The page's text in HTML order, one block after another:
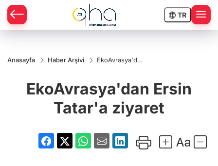
TR
Anasayfa Haber Arşivi
EkoAvrasya'dan
EkoAvrasya'dan Ersin
Tatar'a ziyaret